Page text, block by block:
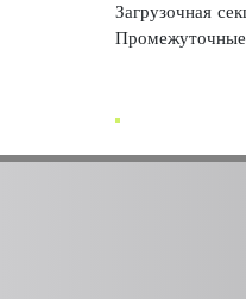
Загрузочная
Промежуточные